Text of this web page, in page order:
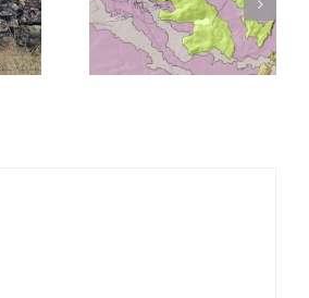
Hraunin ofan
Hafnarfjarðar